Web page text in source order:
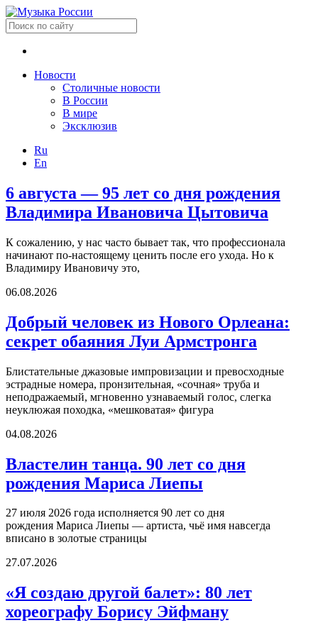
Новости
Столичные новости
В России
В мире
Эксклюзив
Ru
En
6 августа — 95 лет со дня рождения
Владимира Ивановича Цытовича
К сожалению, у нас часто бывает так, что профессионала
начинают по-настоящему ценить после его ухода. Но к
Владимиру Ивановичу это,
06.08.2026
Добрый человек из Нового Орлеана:
секрет обаяния Луи Армстронга
Блистательные джазовые импровизации и превосходные
эстрадные номера, пронзительная, «сочная» труба и
неподражаемый, мгновенно узнаваемый голос, слегка
неуклюжая походка, «мешковатая» фигура
04.08.2026
Властелин танца. 90 лет со дня
рождения Мариса Лиепы
27 июля 2026 года исполняется 90 лет со дня
рождения Мариса Лиепы — артиста, чьё имя навсегда
вписано в золотые страницы
27.07.2026
«Я создаю другой балет»: 80 лет
хореографу Борису Эйфману